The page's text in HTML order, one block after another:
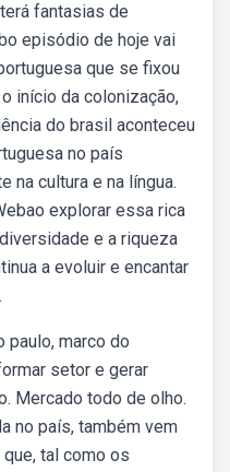
fantasias de
episódio de hoje vai
que se fixou
início da colonização,
do brasil aconteceu
no país
na cultura e na língua.
explorar essa rica
e a riqueza
a evoluir e encantar
paulo, marco do
setor e gerar
Mercado todo de olho.
no país, também vem
tal como os